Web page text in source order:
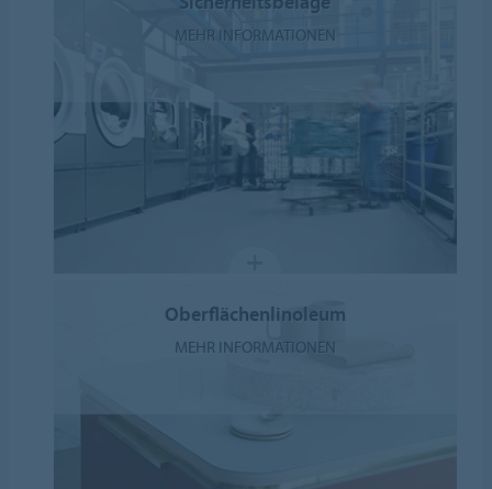
MEHR INFORMATIONEN
Oberflächenlinoleum
MEHR INFORMATIONEN